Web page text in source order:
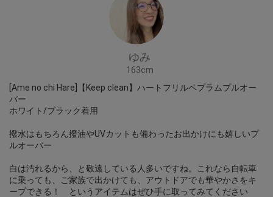
ゆみ
163cm
[Ame no chi Hare]【Keep clean】ハートフリルペプラムプルオー
バー
ホワイト/ブラック着用
撥水はもちろん撥油やUVカットも備わったお出かけにも嬉しいプ
ルオーバー
白は汚れるから、と敬遠している人多いですね。これなら自転車
に乗っても、ご家族で出かけても、アウトドアでも華やかさをキ
ープできる！ というアイテムはぜひ手に取ってみてください